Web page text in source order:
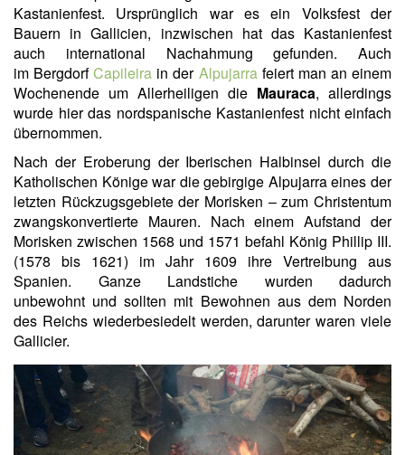
Kastanienfest. Ursprünglich war es ein Volksfest der
Bauern in Gallicien, inzwischen hat das Kastanienfest
auch international Nachahmung gefunden. Auch
im BergdorfCapileira in der Alpujarrafeiert man an einem
Wochenende um Allerheiligen die Mauraca, allerdings
wurde hier das nordspanische Kastanienfest nicht einfach
übernommen.
Nach der Eroberung der Iberischen Halbinsel durch die
Katholischen Könige war die gebirgige Alpujarra eines der
letzten Rückzugsgebiete der Morisken – zum Christentum
zwangskonvertierte Mauren. Nach einem Aufstand der
Morisken zwischen 1568 und 1571 befahl König Phillip III.
(1578 bis 1621) im Jahr 1609 ihre Vertreibung aus
Spanien. Ganze Landstiche wurden dadurch
unbewohnt und sollten mit Bewohnen aus dem Norden
des Reichs wiederbesiedelt werden, darunter waren viele
Gallicier.